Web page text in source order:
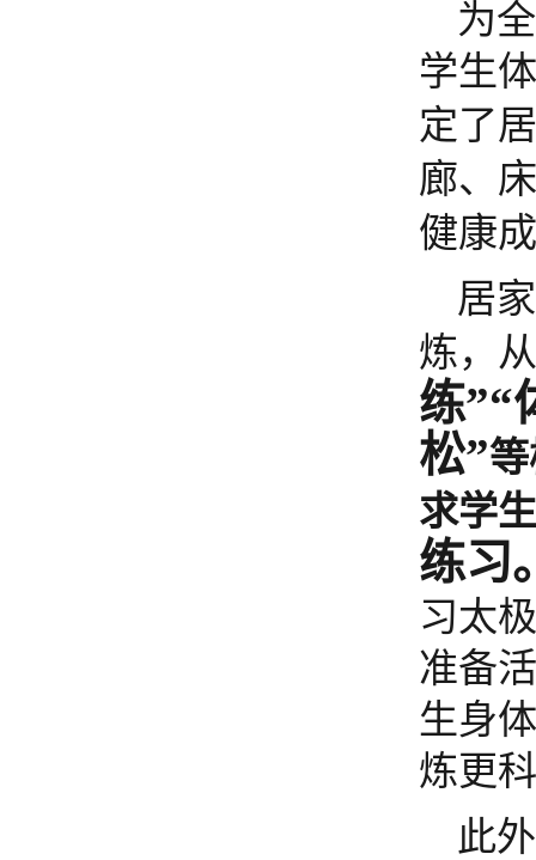
为
学生
定了
廊、
健康
居
炼，
练”“
松”
求学
练习
习太
准备
生身
炼更
此